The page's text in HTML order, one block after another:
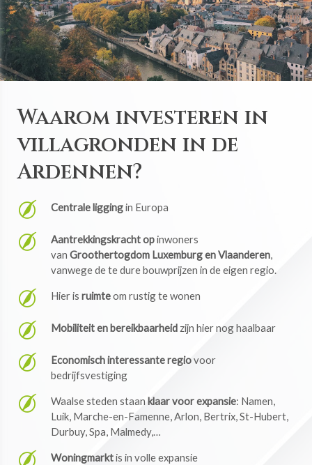
Waarom investeren in
villagronden in de
Ardennen?
Centrale liggingin Europa
Aantrekkingskracht opinwoners
vanGroothertogdom Luxemburg en Vlaanderen,
vanwege de te dure bouwprijzen in de eigen regio.
Hier isruimteom rustig te wonen
Mobiliteit en bereikbaarheid zijn hier nog haalbaar
Economisch interessante regiovoor
bedrijfsvestiging
Waalse steden staanklaar voor expansie: Namen,
Luik, Marche-en-Famenne, Arlon, Bertrix, St-Hubert,
Durbuy, Spa, Malmedy,…
Woningmarktis in volle expansie